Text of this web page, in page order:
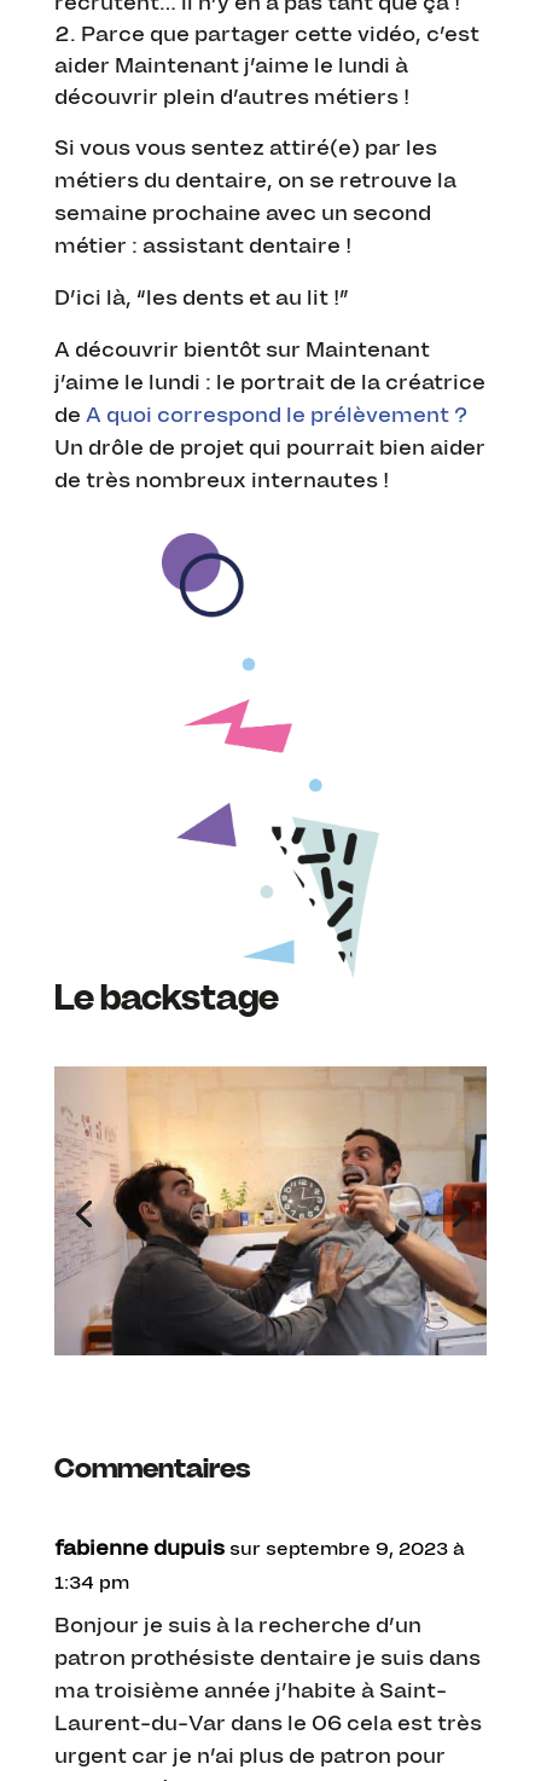
Parce que partager cette vidéo, c’est
aider Maintenant j’aime le lundi à
découvrir plein d’autres métiers !
Si vous vous sentez attiré(e) par les
métiers du dentaire, on se retrouve la
semaine prochaine avec un second
métier : assistant dentaire !
D’ici là, “les dents et au lit !”
A découvrir bientôt sur Maintenant
j’aime le lundi : le portrait de la créatrice
de A quoi correspond le prélèvement ?
Un drôle de projet qui pourrait bien aider
de très nombreux internautes !
Le backstage
Commentaires
fabienne dupuis sur septembre 9, 2023 à
1:34 pm
Bonjour je suis à la recherche d’un
patron prothésiste dentaire je suis dans
ma troisième année j’habite à Saint-
Laurent-du-Var dans le 06 cela est très
urgent car je n’ai plus de patron pour